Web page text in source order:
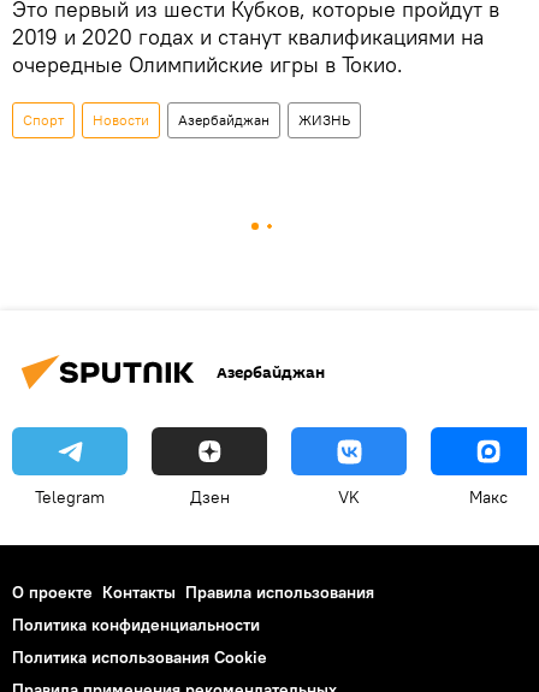
Это первый из шести Кубков, которые пройдут в
2019 и 2020 годах и станут квалификациями на
очередные Олимпийские игры в Токио.
Спорт Новости Азербайджан ЖИЗНЬ
Азербайджан
Telegram Дзен VK Макс
О проекте Контакты Правила использования
Политика конфиденциальности
Политика использования Cookie